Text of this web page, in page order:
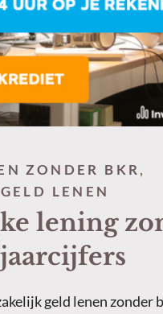
ZONDER BKR,
LENEN
lening
geld lenen zonder